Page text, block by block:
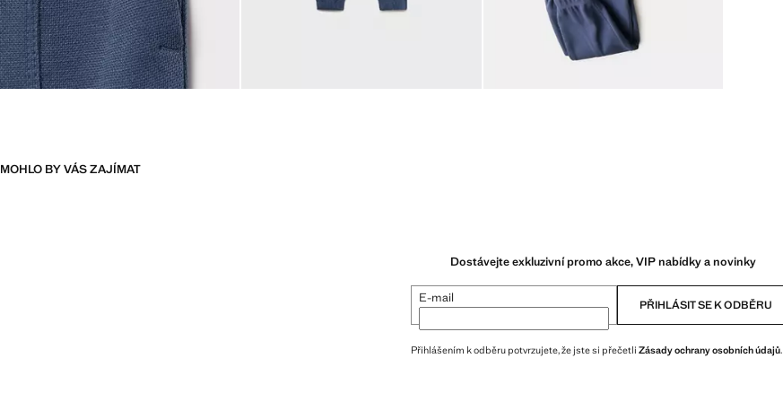
MOHLO BY VÁS ZAJÍMAT
Dostávejte exkluzivní promo akce, VIP nabídky a novinky
E-mail PŘIHLÁSIT SE K ODBĚRU
Přihlášením k odběru potvrzujete, že jste si přečetli Zásady ochrany osobních údajů.